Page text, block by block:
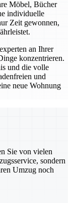
Möbel, Bücher
individuelle
Zeit gewonnen,
an Ihrer
konzentrieren.
und die volle
und
neue Wohnung
Sie von vielen
sondern
Umzug noch